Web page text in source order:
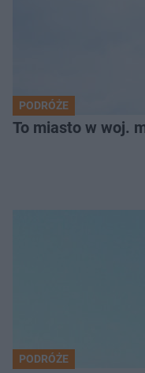
PODRÓŻE
To miasto w woj.
PODRÓŻE